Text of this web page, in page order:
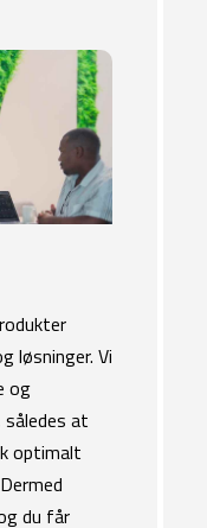
løsninger. Vi
og
således at
optimalt
du får